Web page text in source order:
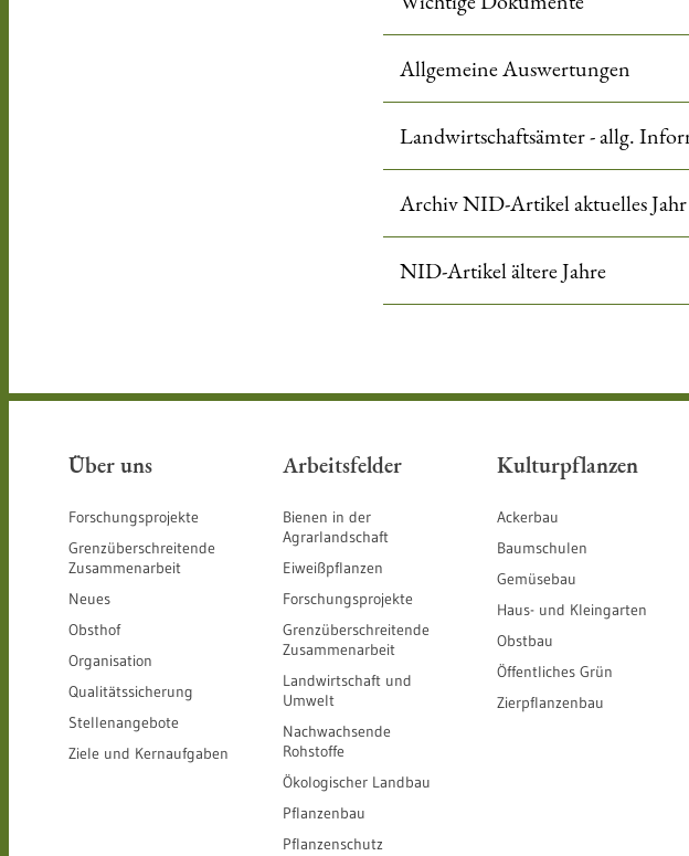
Allgemeine Auswertungen
Landwirtschaftsämter - allg.
Archiv NID-Artikel aktuelles Jahr
NID-Artikel ältere Jahre
Über uns
Forschungsprojekte
Grenzüberschreitende
Zusammenarbeit
Neues
Obsthof
Organisation
Qualitätssicherung
Stellenangebote
Ziele und Kernaufgaben
Arbeitsfelder
Bienen in der
Agrarlandschaft
Eiweißpflanzen
Forschungsprojekte
Grenzüberschreitende
Zusammenarbeit
Landwirtschaft und
Umwelt
Nachwachsende
Rohstoffe
Ökologischer Landbau
Pflanzenbau
Pflanzenschutz
Kulturpflanzen
Ackerbau
Baumschulen
Gemüsebau
Haus- und Kleingarten
Obstbau
Öffentliches Grün
Zierpflanzenbau